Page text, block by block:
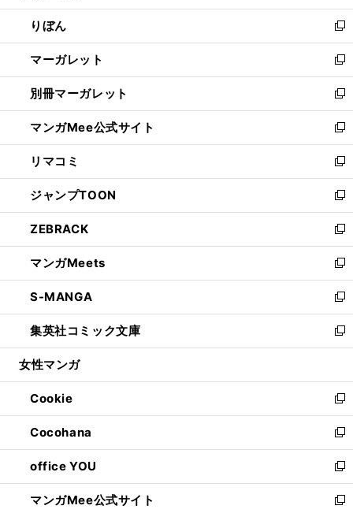
開
く
ウ
で
開
く
ン
ド
ウ
で
開
く
ウ
ィ
ン
ド
ウ
で
開
く
りぼん
新
し
い
ウ
ィ
ン
ド
ウ
で
開
く
マーガレット
新
し
い
ウ
ィ
ン
ド
ウ
で
開
く
別冊マーガレット
新
し
い
ウ
ィ
ン
ド
ウ
で
開
く
マンガMee公式サイト
新
し
い
ウ
ィ
ン
ド
ウ
で
開
く
リマコミ
新
し
い
ウ
ィ
ン
ド
ウ
で
開
く
ジャンプTOON
新
し
い
ウ
ィ
ン
ド
ウ
で
開
ZEBRACK
新
し
い
ウ
ィ
ン
ド
ウ
開
く
マンガMeets
新
し
い
ウ
ィ
ン
ウ
で
開
く
S-MANGA
新
し
い
ウ
ン
ド
ウ
で
開
く
集英社コミック文庫
新
し
ウ
ィ
ン
ド
ウ
で
開
く
女性マンガ
Cookie
新
し
い
ウ
ィ
ン
ド
Cocohana
新
し
い
ウ
ィ
office YOU
新
し
い
マンガMee公式サイト 新